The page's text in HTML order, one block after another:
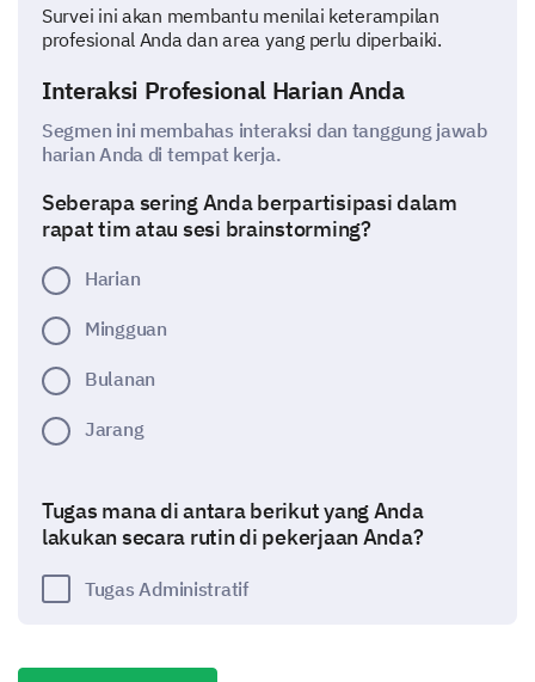
Survei ini akan membantu menilai keterampilan
profesional Anda dan area yang perlu diperbaiki.
Interaksi Profesional Harian Anda
Segmen ini membahas interaksi dan tanggung jawab
harian Anda di tempat kerja.
Seberapa sering Anda berpartisipasi dalam
rapat tim atau sesi brainstorming?
Harian
Mingguan
Bulanan
Jarang
Tugas mana di antara berikut yang Anda
lakukan secara rutin di pekerjaan Anda?
Tugas Administratif